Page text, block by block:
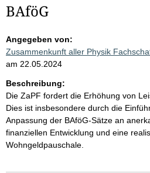
BAföG
Angegeben von:
Zusammenkunft aller Physik
am 22.05.2024
Beschreibung:
Die ZaPF fordert die Erhöhung von
Dies ist insbesondere durch die
Anpassung der BAföG-Sätze an
finanziellen Entwicklung und eine
Wohngeldpauschale.